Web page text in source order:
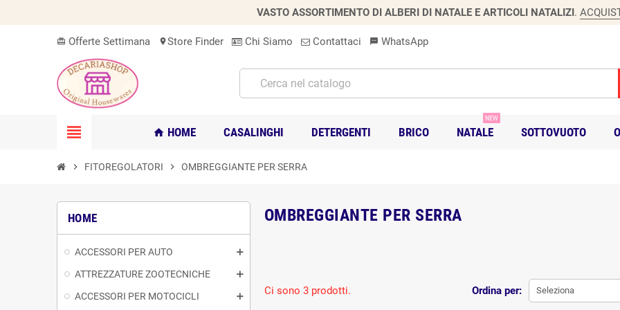
VASTO ASSORTIMENTO DI ALBERI DI NATALE E ARTICOLI NATALIZI.
card_giftcard Offerte Settimana location_onStore Finder Chi Siamo Contattaci sms WhatsApp
view_headline home HOME CASALINGHI DETERGENTI BRICO NATALE
NEW
SOTTOVUOTO
chevron_right FITOREGOLATORI chevron_right OMBREGGIANTE PER SERRA
HOME
ACCESSORI PER AUTO
ATTREZZATURE ZOOTECNICHE
ACCESSORI PER MOTOCICLI
OMBREGGIANTE PER SERRA
Ordina per: Seleziona
Ci sono 3 prodotti.